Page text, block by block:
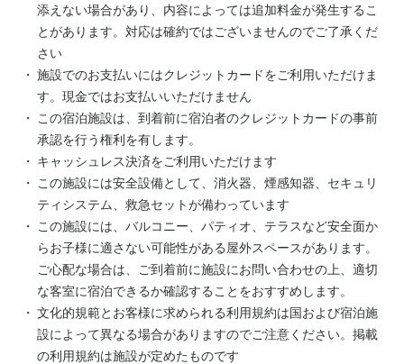
添えない場合があり、内容によっては追加料金が発生するこ
とがあります。対応は確約ではございませんのでご了承くだ
さい
施設でのお支払いにはクレジットカードをご利用いただけま
す。現金ではお支払いいただけません
この宿泊施設は、到着前に宿泊者のクレジットカードの事前
承認を行う権利を有します。
キャッシュレス決済をご利用いただけます
この施設には安全設備として、消火器、煙感知器、セキュリ
ティシステム、救急セットが備わっています
この施設には、バルコニー、パティオ、テラスなど安全面か
らお子様に適さない可能性がある屋外スペースがあります。
ご心配な場合は、ご到着前に施設にお問い合わせの上、適切
な客室に宿泊できるか確認することをおすすめします。
文化的規範とお客様に求められる利用規約は国および宿泊施
設によって異なる場合がありますのでご注意ください。掲載
の利用規約は施設が定めたものです